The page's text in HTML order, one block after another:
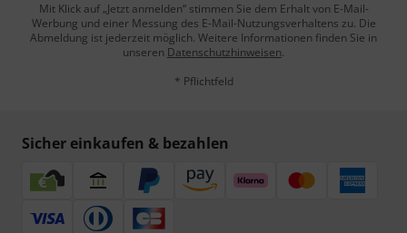
Mit Klick auf „Jetzt anmelden“ stimmen Sie dem Erhalt von E-Mail-
Werbung und einer Messung des E-Mail-Nutzungsverhaltens zu. Die
Abmeldung ist jederzeit möglich. Weitere Informationen finden Sie in
unseren Datenschutzhinweisen.
* Pflichtfeld
Sicher einkaufen & bezahlen